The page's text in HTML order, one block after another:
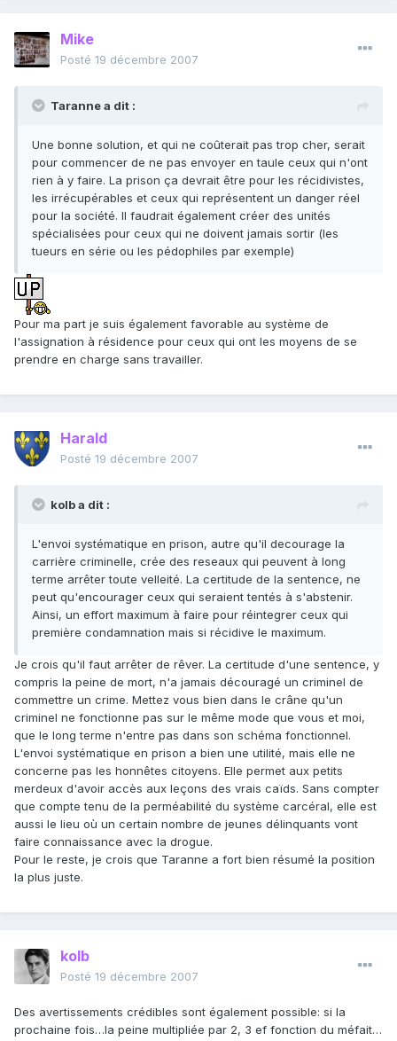
Mike
Posté 19 décembre 2007
Taranne a dit :
Une bonne solution, et qui ne coûterait pas trop cher, serait
pour commencer de ne pas envoyer en taule ceux qui n'ont
rien à y faire. La prison ça devrait être pour les récidivistes,
les irrécupérables et ceux qui représentent un danger réel
pour la société. Il faudrait également créer des unités
spécialisées pour ceux qui ne doivent jamais sortir (les
tueurs en série ou les pédophiles par exemple)
Pour ma part je suis également favorable au système de
l'assignation à résidence pour ceux qui ont les moyens de se
prendre en charge sans travailler.
Harald
Posté 19 décembre 2007
kolb a dit :
L'envoi systématique en prison, autre qu'il decourage la
carrière criminelle, crée des reseaux qui peuvent à long
terme arrêter toute velleité. La certitude de la sentence, ne
peut qu'encourager ceux qui seraient tentés à s'abstenir.
Ainsi, un effort maximum à faire pour réintegrer ceux qui
première condamnation mais si récidive le maximum.
Je crois qu'il faut arrêter de rêver. La certitude d'une sentence, y
compris la peine de mort, n'a jamais découragé un criminel de
commettre un crime. Mettez vous bien dans le crâne qu'un
criminel ne fonctionne pas sur le même mode que vous et moi,
que le long terme n'entre pas dans son schéma fonctionnel.
L'envoi systématique en prison a bien une utilité, mais elle ne
concerne pas les honnêtes citoyens. Elle permet aux petits
merdeux d'avoir accès aux leçons des vrais caïds. Sans compter
que compte tenu de la perméabilité du système carcéral, elle est
aussi le lieu où un certain nombre de jeunes délinquants vont
faire connaissance avec la drogue.
Pour le reste, je crois que Taranne a fort bien résumé la position
la plus juste.
kolb
Posté 19 décembre 2007
Des avertissements crédibles sont également possible: si la
prochaine fois…la peine multipliée par 2, 3 ef fonction du méfait…